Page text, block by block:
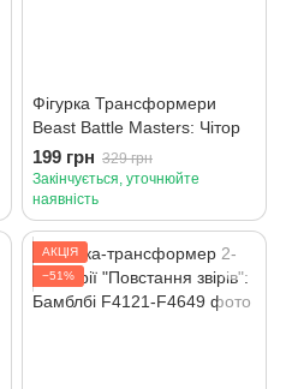
Фігурка Трансформери
Beast Battle Masters: Чітор
199 грн 329 грн
Закінчується, уточнюйте
наявність
АКЦІЯ
−51%